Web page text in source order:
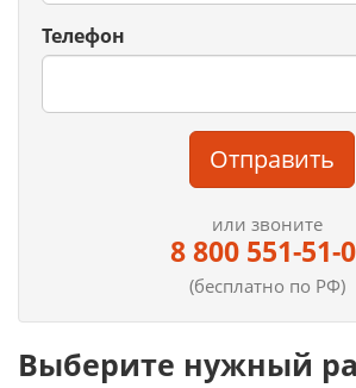
Телефон
Отправить
или звоните
8 800 551-51-
(бесплатно по РФ)
Выберите нужный